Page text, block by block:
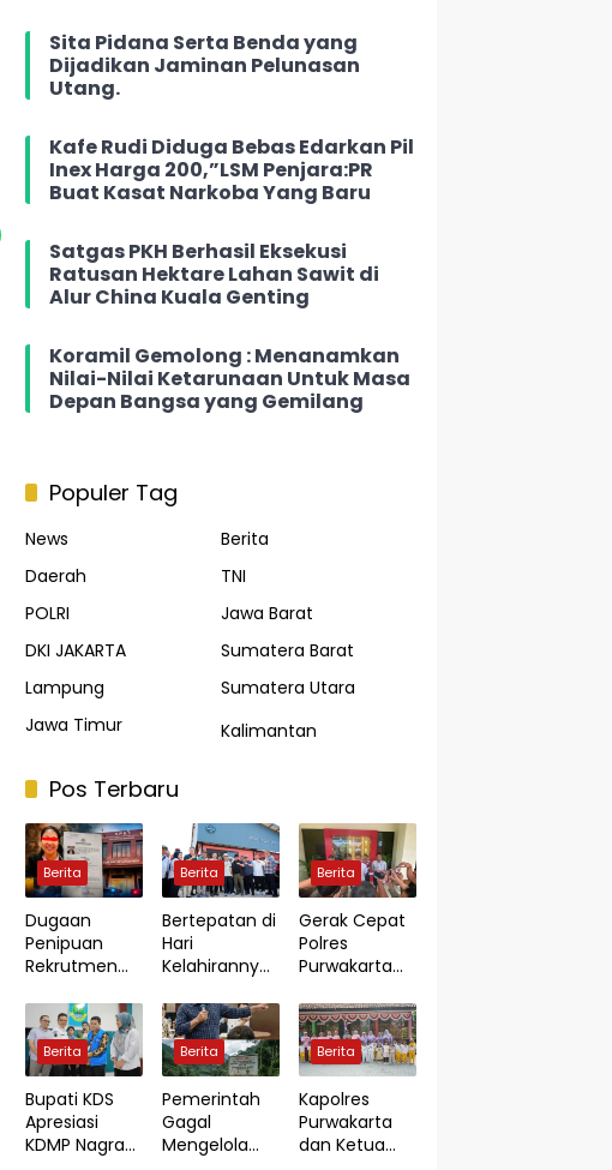
Sita Pidana Serta Benda yang
Dijadikan Jaminan Pelunasan
Utang.
Kafe Rudi Diduga Bebas Edarkan Pil
Inex Harga 200,”LSM Penjara:PR
Buat Kasat Narkoba Yang Baru
Satgas PKH Berhasil Eksekusi
Ratusan Hektare Lahan Sawit di
Alur China Kuala Genting
Koramil Gemolong : Menanamkan
Nilai-Nilai Ketarunaan Untuk Masa
Depan Bangsa yang Gemilang
Populer Tag
News
Berita
Daerah
TNI
POLRI
Jawa Barat
DKI JAKARTA
Sumatera Barat
Lampung
Sumatera Utara
Jawa Timur
Kalimantan
Pos Terbaru
Berita
Dugaan
Penipuan
Rekrutmen
Kerugian
Dilaporkan
Capai Rp7,8
Miliar
Berita
Bertepatan di
Hari
Kelahirannya
KDS Resmikan
TPS3R
Tegalluar
Berita
Gerak Cepat
Polres
Purwakarta
Dugaan
Pembunuhan
di Cikopo,
Terduga
Pelaku
Diamankan
Sesaat
Berita
Bupati KDS
Apresiasi
KDMP Nagrak
Berita
Pemerintah
Gagal
Mengelola
Berita
Kapolres
Purwakarta
dan Ketua